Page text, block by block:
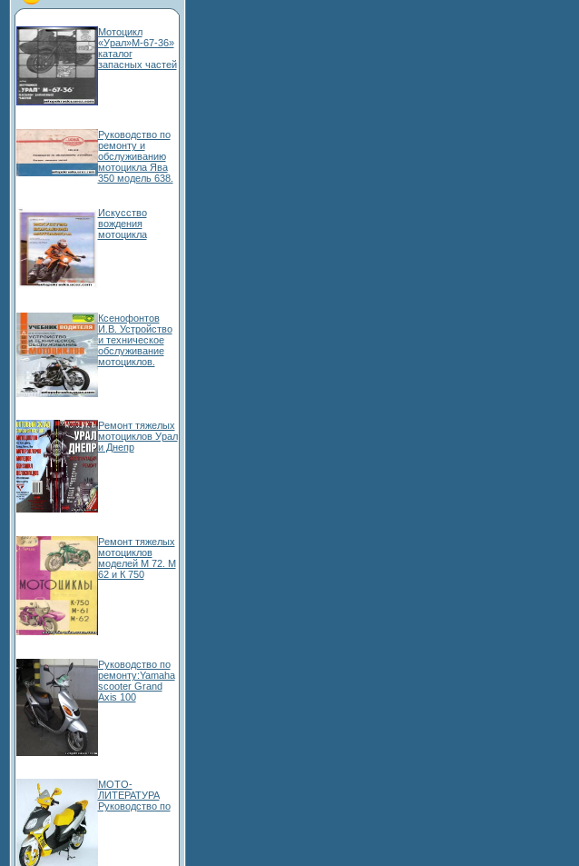
Мотоцикл
«Урал»М-67-36»
каталог
запасных частей
Руководство по
ремонту и
обслуживанию
мотоцикла Ява
350 модель 638.
Искусство
вождения
мотоцикла
Ксенофонтов
И.В. Устройство
и техническое
обслуживание
мотоциклов.
Ремонт тяжелых
мотоциклов Урал
и Днепр
Ремонт тяжелых
мотоциклов
моделей М 72. М
62 и К 750
Руководство по
ремонту:Yamaha
scooter Grand
Axis 100
МОТО-
ЛИТЕРАТУРА
Руководство по